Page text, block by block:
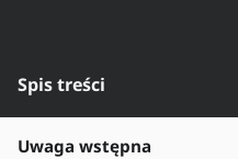
Spis treści
Uwaga wstępna